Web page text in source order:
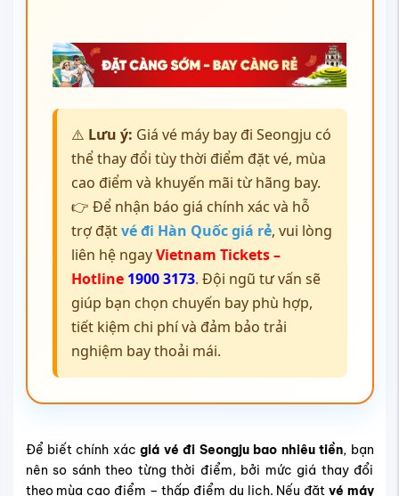
⚠️ Lưu ý: Giá vé máy bay đi Seongju có
thể thay đổi tùy thời điểm đặt vé, mùa
cao điểm và khuyến mãi từ hãng bay.
👉 Để nhận báo giá chính xác và hỗ
trợ đặtvé đi Hàn Quốc giá rẻ, vui lòng
liên hệ ngayVietnam Tickets –
Hotline 1900 3173. Đội ngũ tư vấn sẽ
giúp bạn chọn chuyến bay phù hợp,
tiết kiệm chi phí và đảm bảo trải
nghiệm bay thoải mái.
Để biết chính xácgiá vé đi Seongju bao nhiêu tiền, bạn
nên so sánh theo từng thời điểm, bởi mức giá thay đổi
theo mùa cao điểm – thấp điểm du lịch. Nếu đặt vé máy